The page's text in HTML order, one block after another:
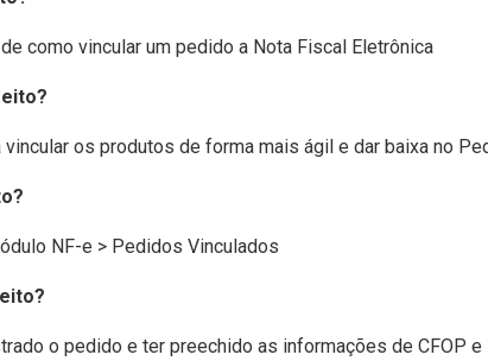
como vincular um pedido a Nota Fiscal Eletrônica
vincular os produtos de forma mais ágil e dar baixa no
NF-e > Pedidos Vinculados
o pedido e ter preechido as informações de CFOP e